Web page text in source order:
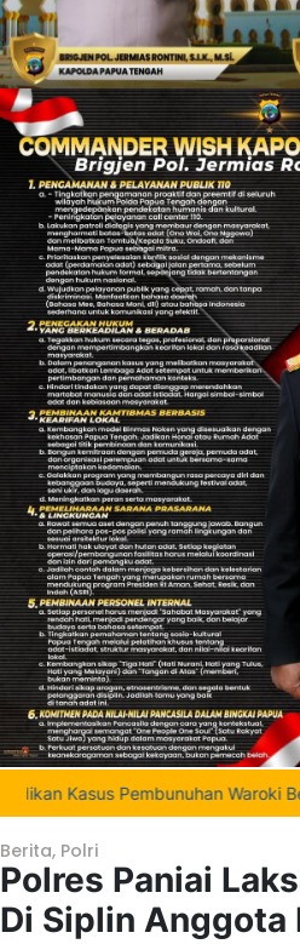
Waroki Berjalan
Berita, Polri
Polres Paniai
Di Siplin Anggota